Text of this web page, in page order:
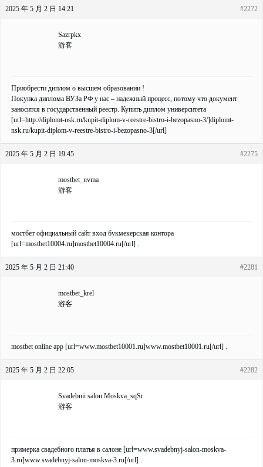
2025 年 5 月 2 日 14:21 #2272
Sazrpkx
游客
Приобрести диплом о высшем образовании !
Покупка диплома ВУЗа РФ у нас – надежный процесс, потому что документ
заносится в государственный реестр. Купить диплом университета
[url=http://diplomt-nsk.ru/kupit-diplom-v-reestre-bistro-i-bezopasno-3/]diplomt-
nsk.ru/kupit-diplom-v-reestre-bistro-i-bezopasno-3[/url]
2025 年 5 月 2 日 19:45 #2275
mostbet_nvma
游客
мостбет официальный сайт вход букмекерская контора
[url=mostbet10004.ru]mostbet10004.ru[/url] .
2025 年 5 月 2 日 21:40 #2281
mostbet_krel
游客
mostbet online app [url=www.mostbet10001.ru]www.mostbet10001.ru[/url] .
2025 年 5 月 2 日 22:05 #2282
Svadebnii salon Moskva_sqSr
游客
примерка свадебного платья в салоне [url=www.svadebnyj-salon-moskva-
3.ru]www.svadebnyj-salon-moskva-3.ru[/url] .